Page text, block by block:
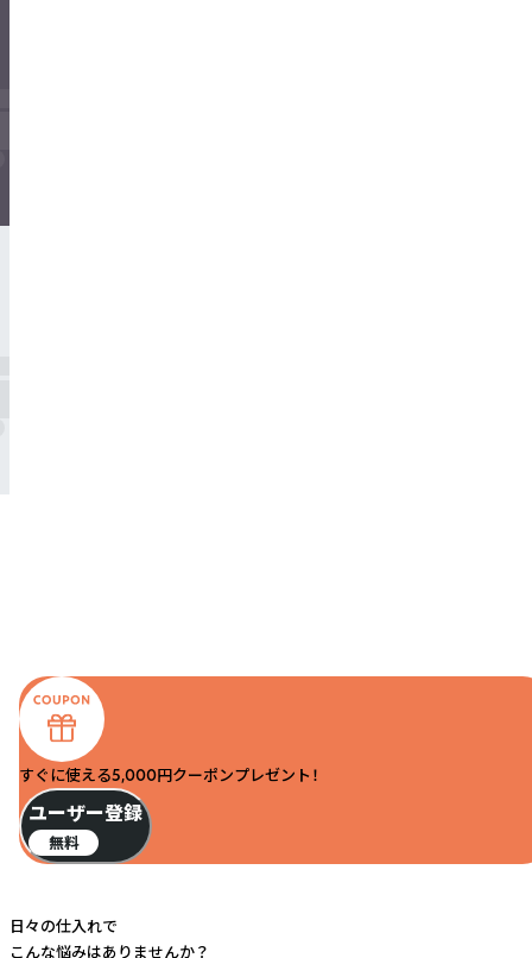
すぐに使える5,000円クーポンプレゼント！
ユーザー登録
無料
日々の仕入れで
こんな悩みはありませんか？